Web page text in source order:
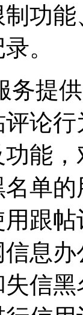
功
。
务提
论
能
单
跟
息
信